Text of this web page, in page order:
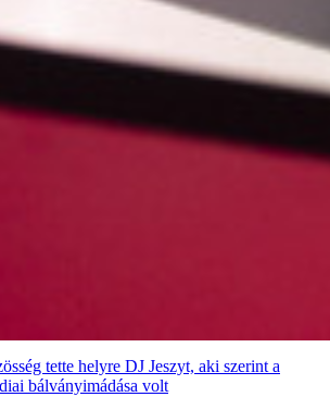
tette helyre DJ Jeszyt, aki szerint a
bálványimádása volt